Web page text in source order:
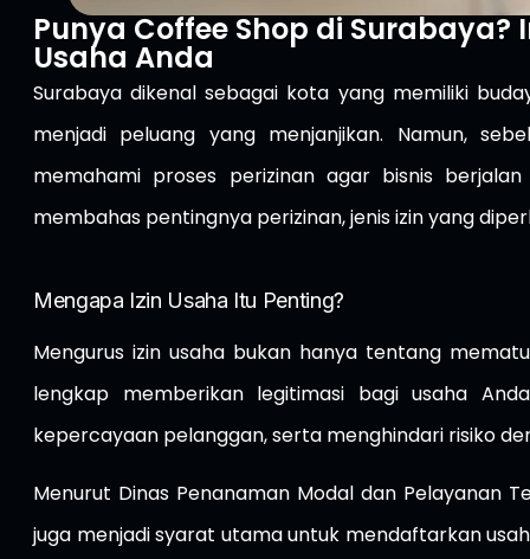
Punya Coffee Shop di Surabaya?
Usaha Anda
Surabaya dikenal sebagai kota yang memiliki
menjadi peluang yang menjanjikan. Namun,
memahami proses perizinan agar bisnis
membahas pentingnya perizinan, jenis izin yang
Mengapa Izin Usaha Itu Penting?
Mengurus izin usaha bukan hanya tentang
lengkap memberikan legitimasi bagi usaha
kepercayaan pelanggan, serta menghindari risiko
Menurut Dinas Penanaman Modal dan Pelayanan
juga menjadi syarat utama untuk mendaftarkan